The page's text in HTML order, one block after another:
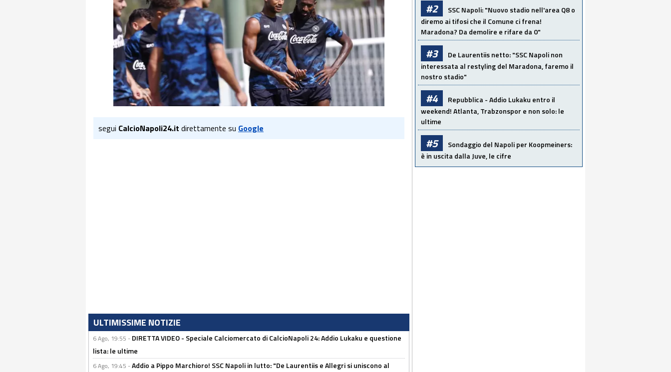
segui CalcioNapoli24.it direttamente su Google
ULTIMISSIME NOTIZIE
6 Ago, 19:55 - DIRETTA VIDEO - Speciale Calciomercato di CalcioNapoli 24: Addio Lukaku e questione
lista: le ultime
6 Ago, 19:45 -Addio a Pippo Marchioro! SSC Napoli in lutto: "De Laurentiis e Allegri si uniscono al
#2
SSC Napoli: "Nuovo stadio nell'area Q8 o
diremo ai tifosi che il Comune ci frena!
Maradona? Da demolire e rifare da 0"
#3
De Laurentiis netto: "SSC Napoli non
interessata al restyling del Maradona, faremo il
nostro stadio"
#4
Repubblica - Addio Lukaku entro il
weekend! Atlanta, Trabzonspor e non solo: le
ultime
#5
Sondaggio del Napoli per Koopmeiners:
è in uscita dalla Juve, le cifre